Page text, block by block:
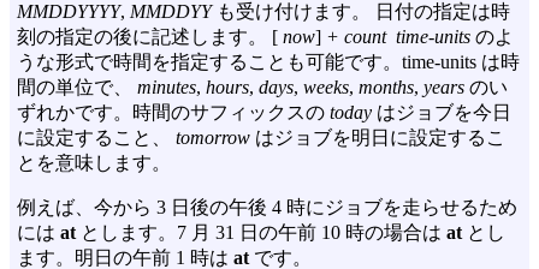
MMDDYYYY, MMDDYYも受け付けます。 日付の指定は時
刻の指定の後に記述します。 [ now] + count time-units のよ
うな形式で時間を指定することも可能です。time-units は時
間の単位で、 minutes, hours, days, weeks, months, years のい
ずれかです。時間のサフィックスの today はジョブを今日
に設定すること、 tomorrow はジョブを明日に設定するこ
とを意味します。
例えば、今から 3 日後の午後 4 時にジョブを走らせるため
には at とします。7 月 31 日の午前 10 時の場合は at とし
ます。明日の午前 1 時は at です。